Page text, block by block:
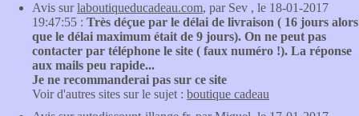
Avis surlaboutiqueducadeau.com, par Sev , le 18-01-2017
19:47:55 : Très déçue par le délai de livraison ( 16 jours alors
que le délai maximum était de 9 jours). On ne peut pas
contacter par téléphone le site ( faux numéro !). La réponse
aux mails peu rapide...
Je ne recommanderai pas sur ce site
Voir d'autres sites sur le sujet : boutique cadeau